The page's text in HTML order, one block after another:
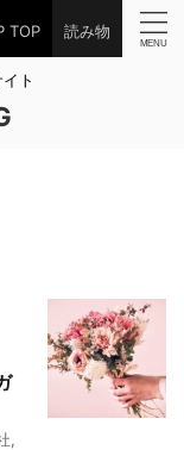
TOP 読み物
ト
,